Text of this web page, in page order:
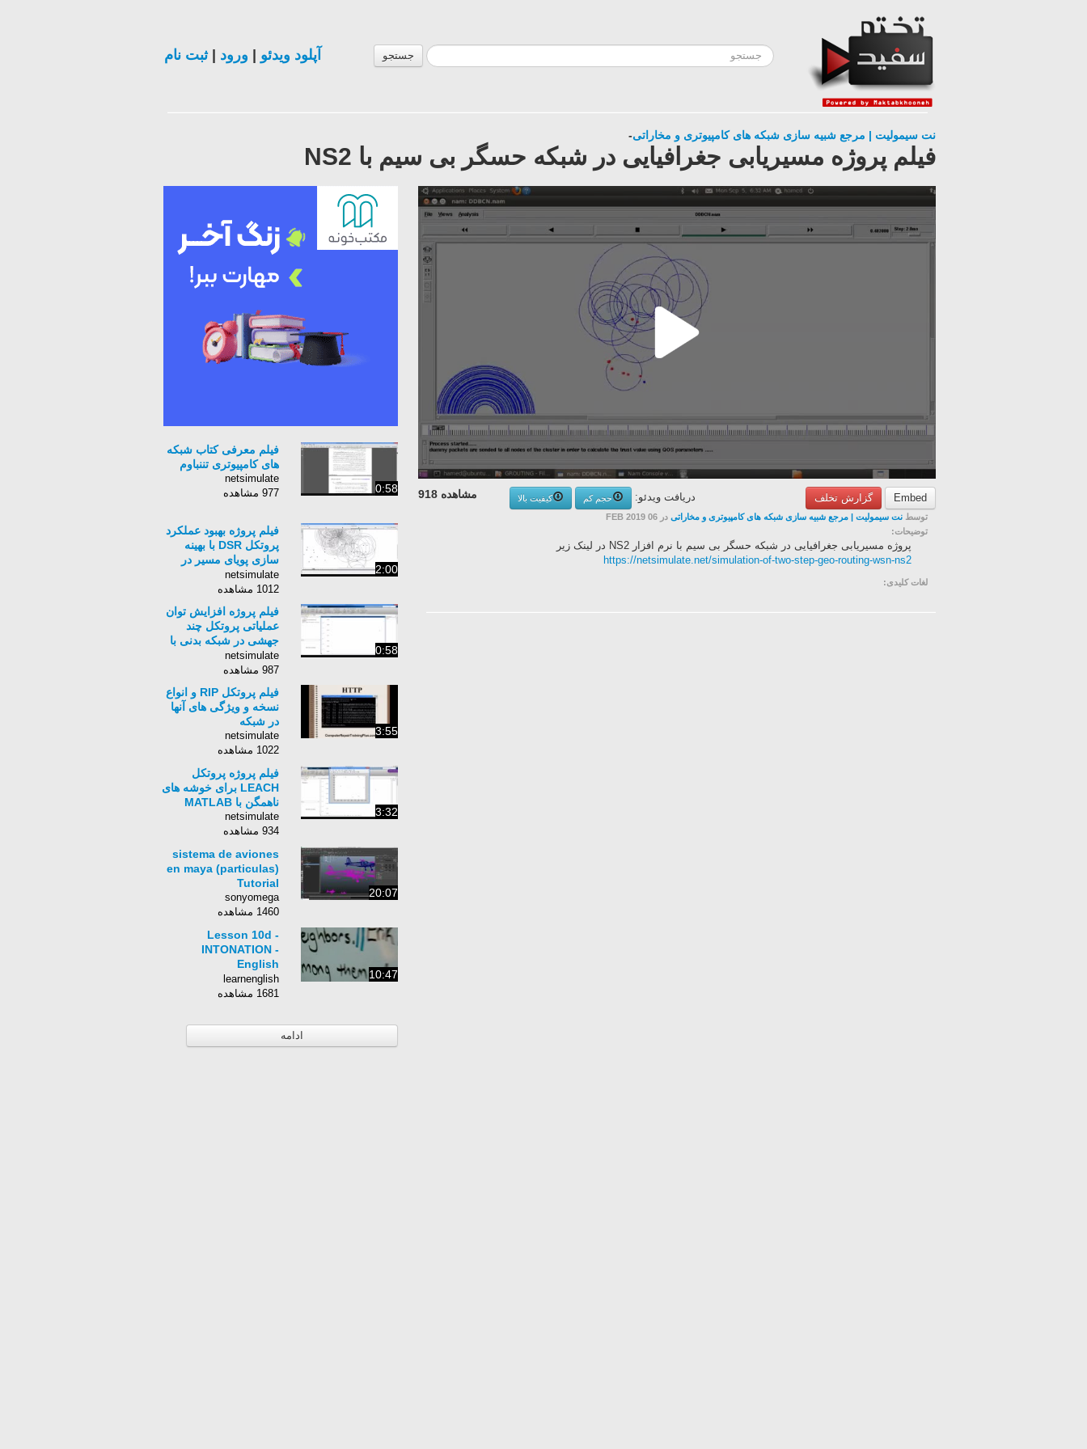
جستجو آپلود ویدئو ورود |ثبت نام
نت سیمولیت | مرجع شبیه سازی شبکه های کامپیوتری و مخاراتی-
فیلم پروژه مسیریابی جغرافیایی در شبکه حسگر بی سیم با NS2
Embed گزارش تخلف مشاهده 918 دریافت ویدئو: حجم کم
کیفیت بالا
توسط نت سیمولیت | مرجع شبیه سازی شبکه های کامپیوتری و مخاراتی در 06 FEB 2019
توضیحات:
پروژه مسیریابی جغرافیایی در شبکه حسگر بی سیم با نرم افزار NS2 در لینک زیر
https://netsimulate.net/simulation-of-two-step-geo-routing-wsn-ns2
لغات کلیدی:
0:58
فیلم معرفی کتاب شبکه
های کامپیوتری تننباوم
netsimulate
977 مشاهده
2:00
فیلم پروژه بهبود عملکرد
پروتکل DSR با بهینه
سازی پویای مسیر در
NS2
netsimulate
1012 مشاهده
0:58
فیلم پروژه افزایش توان
عملیاتی پروتکل چند
جهشی در شبکه بدنی با
MATLAB
netsimulate
987 مشاهده
3:55
فیلم پروتکل RIP و انواع
نسخه و ویژگی های آنها
در شبکه
netsimulate
1022 مشاهده
3:32
فیلم پروژه پروتکل
LEACH برای خوشه های
ناهمگن با MATLAB
netsimulate
934 مشاهده
20:07
sistema de aviones
en maya (particulas)
Tutorial
sonyomega
1460 مشاهده
10:47
Lesson 10d -
INTONATION -
English
Pronunciation
learnenglish
1681 مشاهده
ادامه